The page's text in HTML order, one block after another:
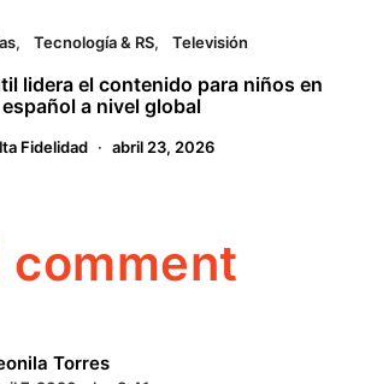
Tecnología & RS Televisión
lidera el contenido para niños en
español a nivel global
Fidelidad abril 23, 2026
comment
Torres